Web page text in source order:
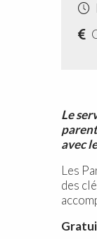
Le
avec
Les
des